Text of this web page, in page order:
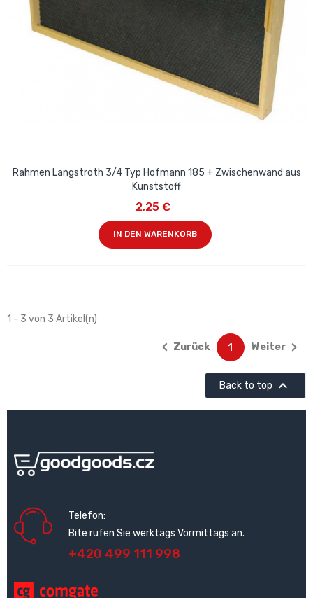
Rahmen Langstroth 3/4 Typ Hofmann 185 + Zwischenwand aus
Kunststoff
2,25 €
IN DEN WARENKORB
1 - 3 von 3 Artikel(n)
 Zurück 1 Weiter 
Back to top 
Telefon:
Bite rufen Sie werktags Vormittags an.
+420 499 111 998